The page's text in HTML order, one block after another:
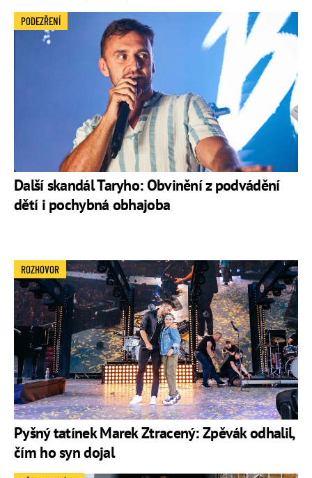
Další skandál Taryho: Obvinění z podvádění
dětí i pochybná obhajoba
PODEZŘENÍ
Pyšný tatínek Marek Ztracený: Zpěvák odhalil,
čím ho syn dojal
ROZHOVOR